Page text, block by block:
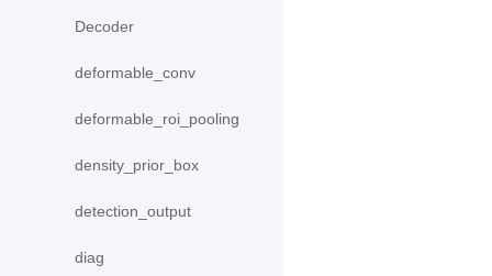
Decoder
deformable_conv
deformable_roi_pooling
density_prior_box
detection_output
diag